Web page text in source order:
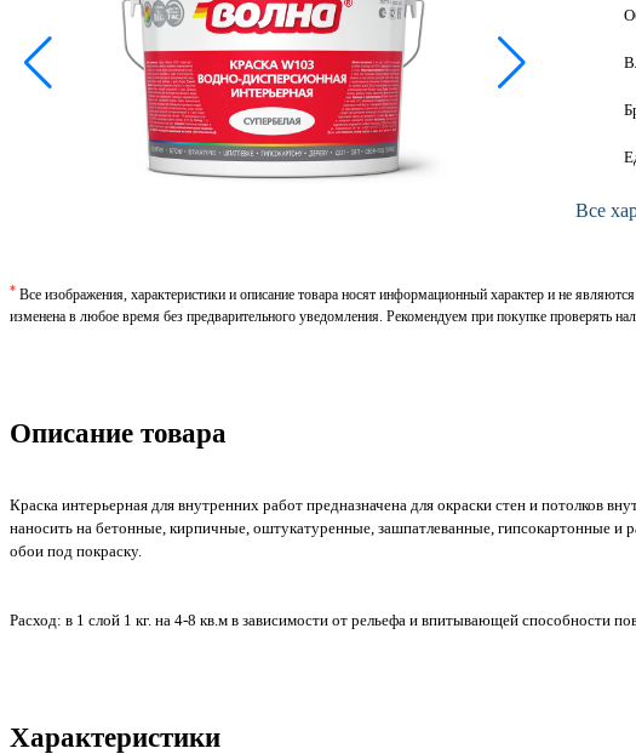
Все
* Все изображения, характеристики и описание товара носят информационный характер и не
изменена в любое время без предварительного уведомления. Рекомендуем при покупке проверять
Описание товара
Краска интерьерная для внутренних работ предназначена для окраски стен и потолков
наносить на бетонные, кирпичные, оштукатуренные, зашпатлеванные, гипсокартонные и
обои под покраску.
Расход: в 1 слой 1 кг. на 4-8 кв.м в зависимости от рельефа и впитывающей способности
Характеристики